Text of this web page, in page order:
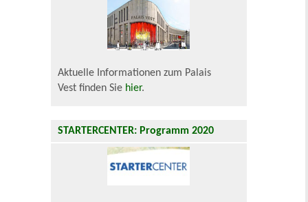
Aktuelle Informationen zum Palais
Vest finden Sie hier.
STARTERCENTER: Programm 2020